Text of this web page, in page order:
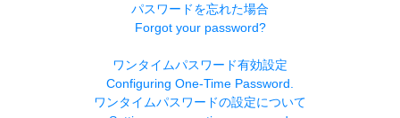
パスワードを忘れた場合
Forgot your password?
ワンタイムパスワード有効設定
Configuring One-Time Password.
ワンタイムパスワードの設定について